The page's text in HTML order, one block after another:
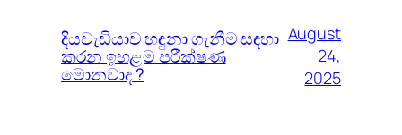
දියවැඩියාව හඳුනා ගැනීම සඳහා
කරන ඉහළම පරීක්ෂණ
මොනවාද ?
August
24,
2025